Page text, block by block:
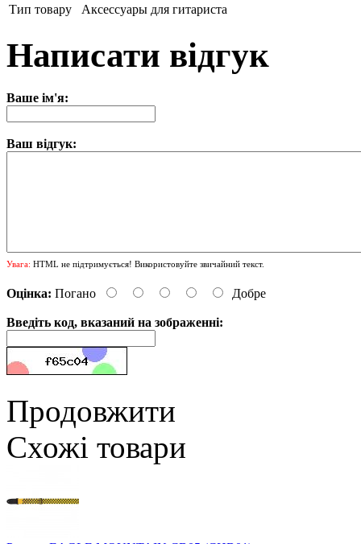
Тип товару
Аксессуары для гитариста
Написати відгук
Ваше ім'я:
Ваш відгук:
Увага: HTML не підтримується! Використовуйте звичайний текст.
Оцінка: Погано Добре
Введіть код, вказаний на зображенні:
Продовжити
Схожі товари